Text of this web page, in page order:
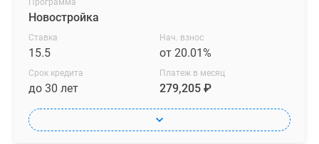
Программа
Новостройка
Ставка
15.5
Нач. взнос
от 20.01%
Срок кредита
до 30 лет
Платеж в месяц
279,205 ₽